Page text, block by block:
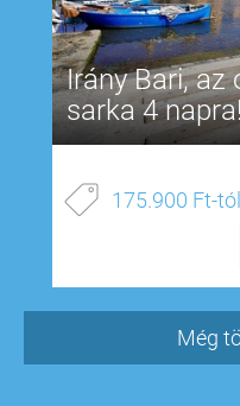
Irány Bari, az
sarka 4
175.900 Ft-tól
Még